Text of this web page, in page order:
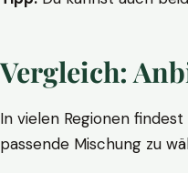
Vergleich:
In vielen Regionen
passende Mischung zu